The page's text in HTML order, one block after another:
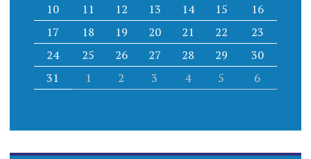
10
11 12 13 14 15
16
17
18 19 20 21 22
23
24
25 26 27 28 29
30
31
1 2 3 4 5 6